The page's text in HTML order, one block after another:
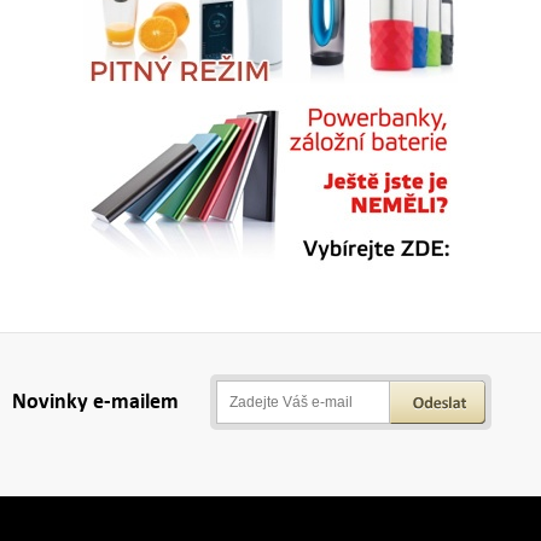
Novinky e-mailem